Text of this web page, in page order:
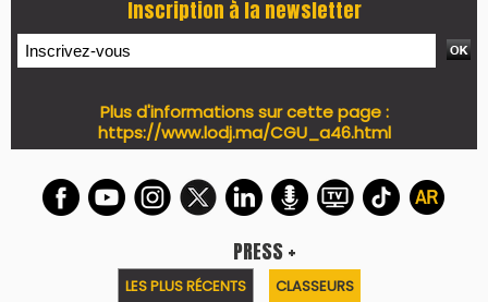
Inscription à la newsletter
Plus d'informations sur cette page :
https://www.lodj.ma/CGU_a46.html
PRESS +
LES PLUS RÉCENTS CLASSEURS